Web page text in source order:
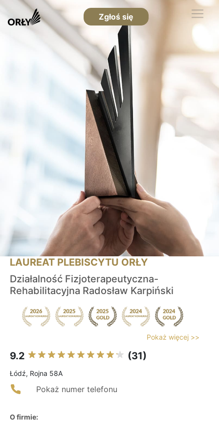
Zgłoś się
LAUREAT PLEBISCYTU ORŁY
Działalność Fizjoterapeutyczna-
Rehabilitacyjna Radosław Karpiński
Pokaż więcej >>
9.2 (31)
Łódź, Rojna 58A
Pokaż numer telefonu
O firmie: